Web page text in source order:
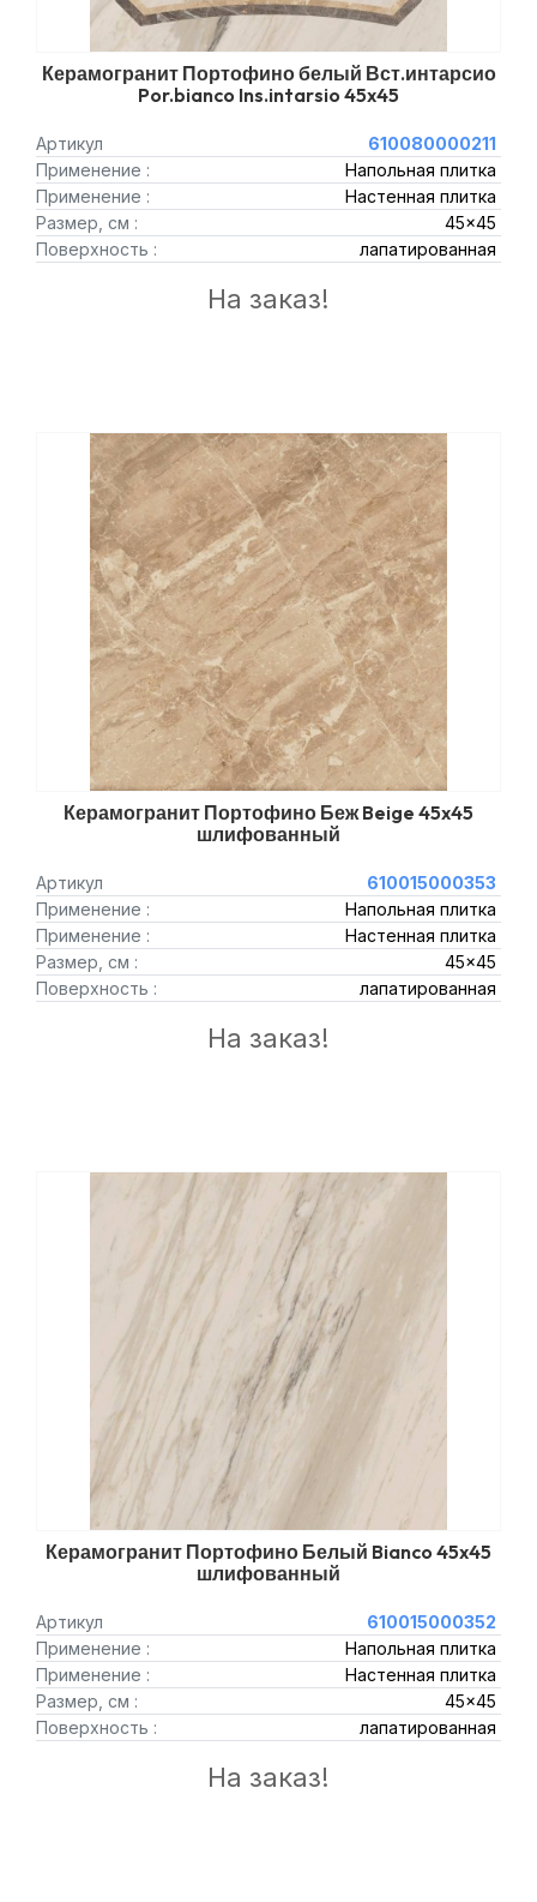
Керамогранит Портофино белый Вст.интарсио
Por.bianco Ins.intarsio 45x45
Артикул
610080000211
Применение :
Напольная плитка
Применение :
Настенная плитка
Размер, см :
45x45
Поверхность :
лапатированная
На заказ!
Керамогранит Портофино Беж Beige 45x45
шлифованный
Артикул
610015000353
Применение :
Напольная плитка
Применение :
Настенная плитка
Размер, см :
45x45
Поверхность :
лапатированная
На заказ!
Керамогранит Портофино Белый Bianco 45x45
шлифованный
Артикул
610015000352
Применение :
Напольная плитка
Применение :
Настенная плитка
Размер, см :
45x45
Поверхность :
лапатированная
На заказ!